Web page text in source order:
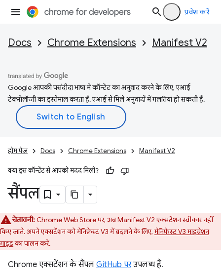
प्रवेश करें
Docs Chrome Extensions Manifest V2
Google आपकी पसंदीदा भाषा में कॉन्टेंट का अनुवाद करने के लिए, एआई
टेक्नोलॉजी का इस्तेमाल करता है. एआई से मिले अनुवादों में गलतियां हो सकती हैं.
होम पेज Docs Chrome Extensions Manifest V2
क्या इस कॉन्टेंट से आपको मदद मिली?
सैंपल
चेतावनी:Chrome Web Store पर, अब Manifest V2 एक्सटेंशन स्वीकार नहीं
किए जाते. अपने एक्सटेंशन को मेनिफ़ेस्ट V3 में बदलने के लिए,मेनिफ़ेस्ट V3 माइग्रेशन
गाइडका पालन करें.
Chrome एक्सटेंशन के सैंपल GitHub परउपलब्ध हैं.